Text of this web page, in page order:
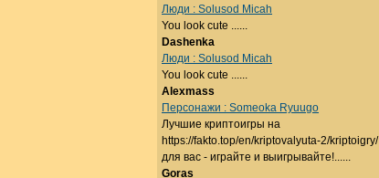
Люди : Solusod Micah
You look cute ......
Dashenka
Люди : Solusod Micah
You look cute ......
Alexmass
Персонажи : Someoka Ryuugo
Лучшие криптоигры на
https://fakto.top/en/kriptovalyuta-2/kriptoigry/
для вас - играйте и выигрывайте!......
Goras